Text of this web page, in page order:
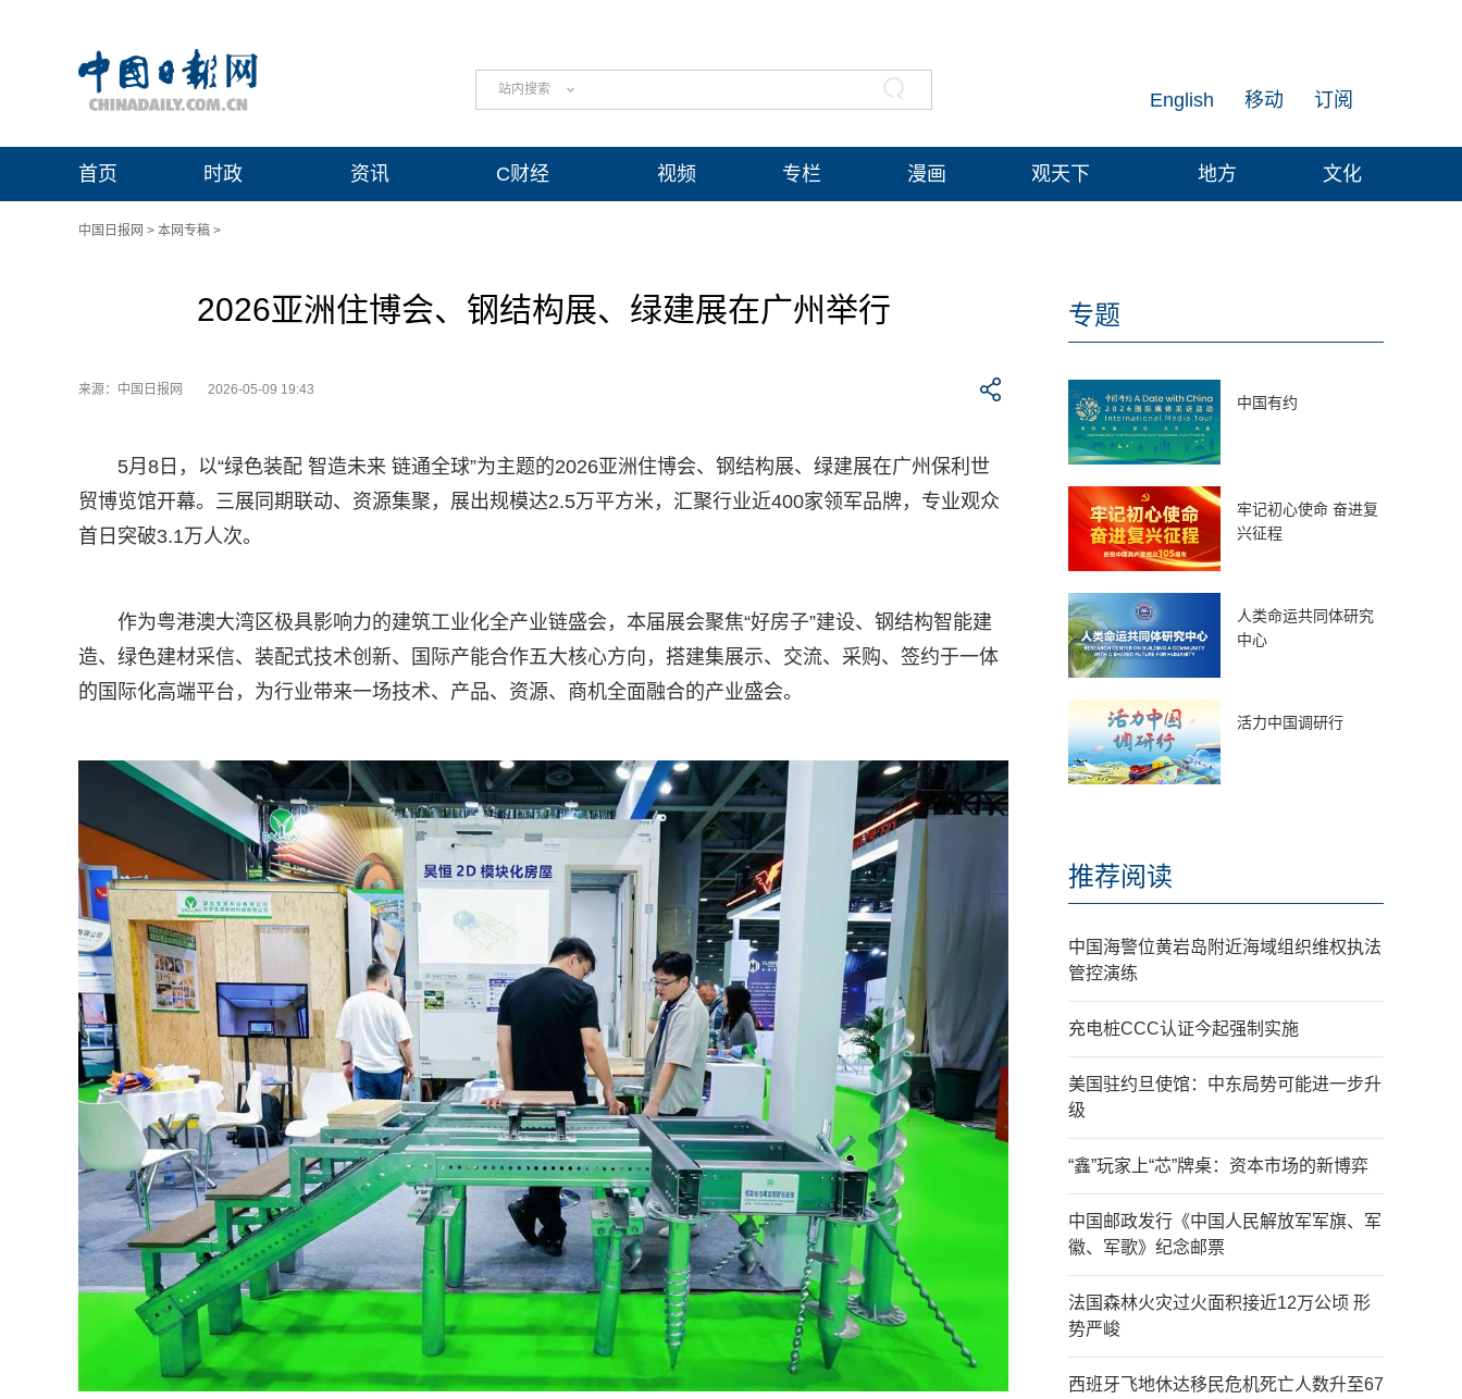
站内搜索 订阅
移动
English
首页 时政 资讯 C财经 视频 专栏 漫画 观天下 地方 文化
中国日报网 > 本网专稿 >
2026亚洲住博会、钢结构展、绿建展在广州举行
来源：中国日报网 2026-05-09 19:43
5月8日，以“绿色装配 智造未来 链通全球”为主题的2026亚洲住博会、钢结构展、绿建展在广州保利世
贸博览馆开幕。三展同期联动、资源集聚，展出规模达2.5万平方米，汇聚行业近400家领军品牌，专业观众
首日突破3.1万人次。
作为粤港澳大湾区极具影响力的建筑工业化全产业链盛会，本届展会聚焦“好房子”建设、钢结构智能建
造、绿色建材采信、装配式技术创新、国际产能合作五大核心方向，搭建集展示、交流、采购、签约于一体
的国际化高端平台，为行业带来一场技术、产品、资源、商机全面融合的产业盛会。
专题
中国有约
牢记初心使命 奋进复
兴征程
人类命运共同体研究
中心
活力中国调研行
推荐阅读
中国海警位黄岩岛附近海域组织维权执法
管控演练
充电桩CCC认证今起强制实施
美国驻约旦使馆：中东局势可能进一步升
级
“鑫”玩家上“芯”牌桌：资本市场的新博弈
中国邮政发行《中国人民解放军军旗、军
徽、军歌》纪念邮票
法国森林火灾过火面积接近12万公顷 形
势严峻
西班牙飞地休达移民危机死亡人数升至67